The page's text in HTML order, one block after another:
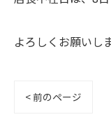
よろしくお願いし
< 前のページ